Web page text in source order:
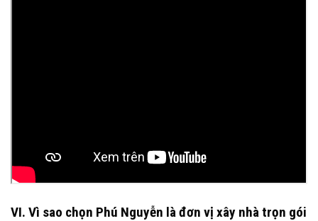
VI. Vì sao chọn Phú Nguyễn là đơn vị xây nhà trọn gói